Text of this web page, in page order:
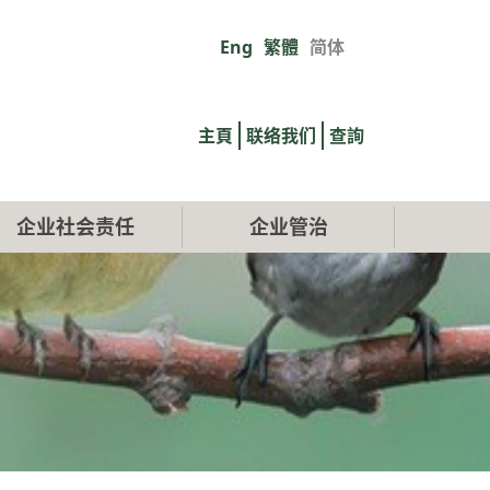
Eng 繁體 简体
links
主頁 联络我们 查詢
企业社会责任 企业管治